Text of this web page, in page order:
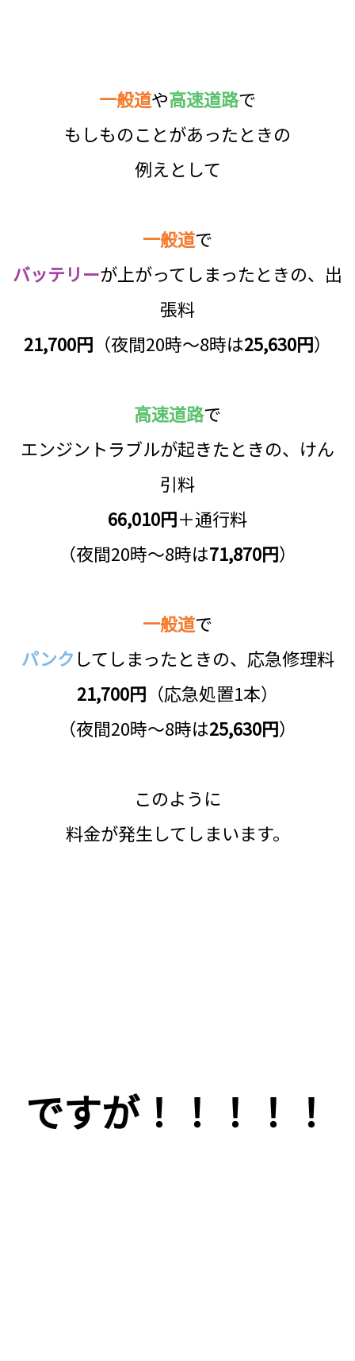
一般道や高速道路で
もしものことがあったときの
例えとして
一般道で
バッテリーが上がってしまったときの、出
張料
21,700円 （夜間20時～8時は25,630円）
高速道路で
エンジントラブルが起きたときの、けん
引料
66,010円＋通行料
（夜間20時～8時は71,870円）
一般道で
パンク してしまったときの、応急修理料
21,700円 （応急処置1本）
（夜間20時～8時は25,630円）
このように
料金が発生してしまいます。
ですが！！！！！